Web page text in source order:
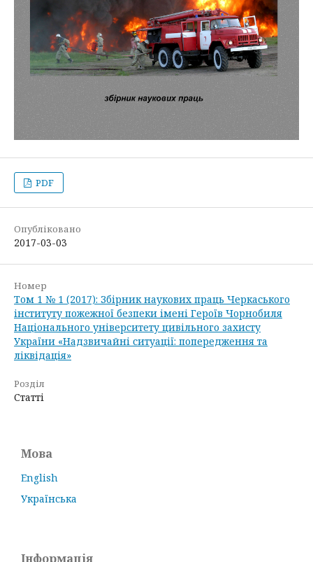
PDF
Опубліковано
2017-03-03
Номер
Том 1 № 1 (2017): Збірник наукових праць Черкаського
інституту пожежної безпеки імені Героїв Чорнобиля
Національного університету цивільного захисту
України «Надзвичайні ситуації: попередження та
ліквідація»
Розділ
Статті
Мова
English
Українська
Інформація